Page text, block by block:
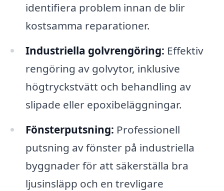
identifiera problem innan de blir
kostsamma reparationer.
Industriella golvrengöring: Effektiv
rengöring av golvytor, inklusive
högtryckstvätt och behandling av
slipade eller epoxibeläggningar.
Fönsterputsning: Professionell
putsning av fönster på industriella
byggnader för att säkerställa bra
ljusinsläpp och en trevligare